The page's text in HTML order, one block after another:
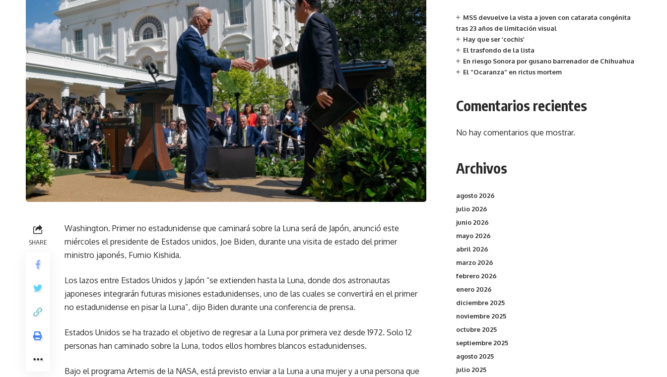
SHARE
Washington. Primer no estadunidense que caminará sobre la Luna será de Japón, anunció este
miércoles el presidente de Estados unidos, Joe Biden, durante una visita de estado del primer
ministro japonés, Fumio Kishida.
Los lazos entre Estados Unidos y Japón “se extienden hasta la Luna, donde dos astronautas
japoneses integrarán futuras misiones estadunidenses, uno de las cuales se convertirá en el primer
no estadunidense en pisar la Luna”, dijo Biden durante una conferencia de prensa.
Estados Unidos se ha trazado el objetivo de regresar a la Luna por primera vez desde 1972. Solo 12
personas han caminado sobre la Luna, todos ellos hombres blancos estadunidenses.
Bajo el programa Artemis de la NASA, está previsto enviar a la Luna a una mujer y a una persona que
MSS devuelve la vista a joven con catarata congénita
tras 23 años de limitación visual
Hay que ser ‘cochis’
El trasfondo de la lista
En riesgo Sonora por gusano barrenador de Chihuahua
El “Ocaranza” en rictus mortem
Comentarios recientes
No hay comentarios que mostrar.
Archivos
agosto 2026
julio 2026
junio 2026
mayo 2026
abril 2026
marzo 2026
febrero 2026
enero 2026
diciembre 2025
noviembre 2025
octubre 2025
septiembre 2025
agosto 2025
julio 2025